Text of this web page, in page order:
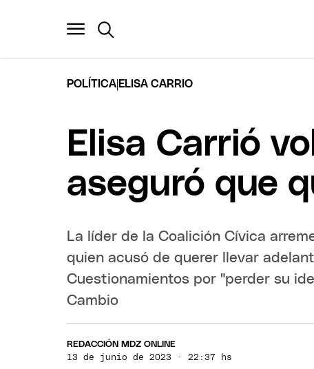
POLÍTICA ELISA CARRIO
Elisa Carrió
aseguró que
La líder de la Coalición Cívica
quien acusó de querer llevar
Cuestionamientos por "perder su
Cambio
REDACCIÓN MDZ ONLINE
13 de junio de 2023 · 22:37 hs